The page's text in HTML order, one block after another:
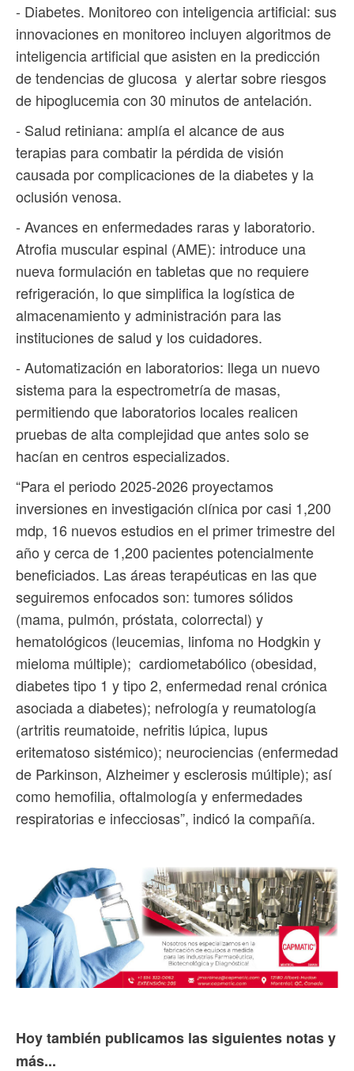
- Diabetes. Monitoreo con inteligencia artificial: sus
innovaciones en monitoreo incluyen algoritmos de
inteligencia artificial que asisten en la predicción
de tendencias de glucosa y alertar sobre riesgos
de hipoglucemia con 30 minutos de antelación.
- Salud retiniana: amplía el alcance de aus
terapias para combatir la pérdida de visión
causada por complicaciones de la diabetes y la
oclusión venosa.
- Avances en enfermedades raras y laboratorio.
Atrofia muscular espinal (AME): introduce una
nueva formulación en tabletas que no requiere
refrigeración, lo que simplifica la logística de
almacenamiento y administración para las
instituciones de salud y los cuidadores.
- Automatización en laboratorios: llega un nuevo
sistema para la espectrometría de masas,
permitiendo que laboratorios locales realicen
pruebas de alta complejidad que antes solo se
hacían en centros especializados.
“Para el periodo 2025-2026 proyectamos
inversiones en investigación clínica por casi 1,200
mdp, 16 nuevos estudios en el primer trimestre del
año y cerca de 1,200 pacientes potencialmente
beneficiados. Las áreas terapéuticas en las que
seguiremos enfocados son: tumores sólidos
(mama, pulmón, próstata, colorrectal) y
hematológicos (leucemias, linfoma no Hodgkin y
mieloma múltiple); cardiometabólico (obesidad,
diabetes tipo 1 y tipo 2, enfermedad renal crónica
asociada a diabetes); nefrología y reumatología
(artritis reumatoide, nefritis lúpica, lupus
eritematoso sistémico); neurociencias (enfermedad
de Parkinson, Alzheimer y esclerosis múltiple); así
como hemofilia, oftalmología y enfermedades
respiratorias e infecciosas”, indicó la compañía.
Hoy también publicamos las siguientes notas y
más...